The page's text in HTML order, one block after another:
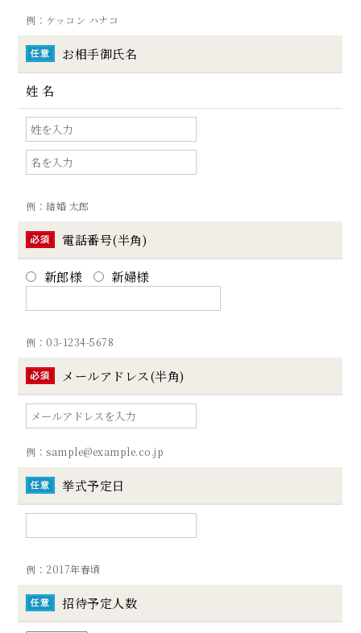
例： ケッコン ハナコ
お相手御氏名
姓 名
例：結婚 太郎
電話番号(半角)
新郎様 新婦様
例：03-1234-5678
メールアドレス(半角)
例：sample@example.co.jp
挙式予定日
例：2017年春頃
招待予定人数